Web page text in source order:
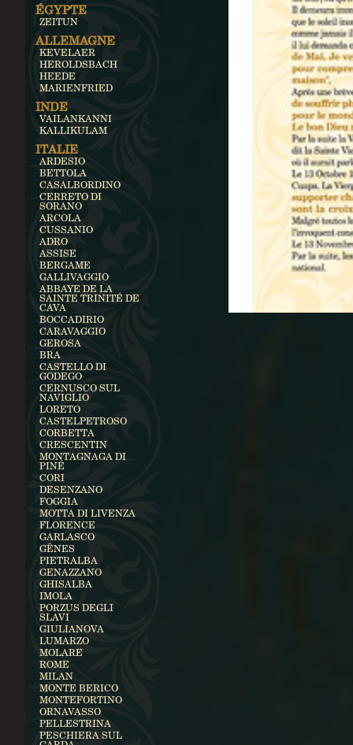
ÉGYPTE
ZEITUN
ALLEMAGNE
KEVELAER
HEROLDSBACH
HEEDE
MARIENFRIED
INDE
VAILANKANNI
KALLIKULAM
ITALIE
ARDESIO
BETTOLA
CASALBORDINO
CERRETO DI
SORANO
ARCOLA
CUSSANIO
ADRO
ASSISE
BERGAME
GALLIVAGGIO
ABBAYE DE LA
SAINTE TRINITÉ DE
CAVA
BOCCADIRIO
CARAVAGGIO
GEROSA
BRA
CASTELLO DI
GODEGO
CERNUSCO SUL
NAVIGLIO
LORETO
CASTELPETROSO
CORBETTA
CRESCENTIN
MONTAGNAGA DI
PINÉ
CORI
DESENZANO
FOGGIA
MOTTA DI LIVENZA
FLORENCE
GARLASCO
GÊNES
PIETRALBA
GENAZZANO
GHISALBA
IMOLA
PORZUS DEGLI
SLAVI
GIULIANOVA
LUMARZO
MOLARE
ROME
MILAN
MONTE BERICO
MONTEFORTINO
ORNAVASSO
PELLESTRINA
PESCHIERA SUL